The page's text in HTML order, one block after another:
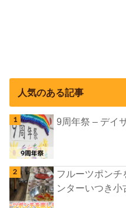
人気のある記事
9周年祭 – デイ
フルーツポンチ
ンターいつき小